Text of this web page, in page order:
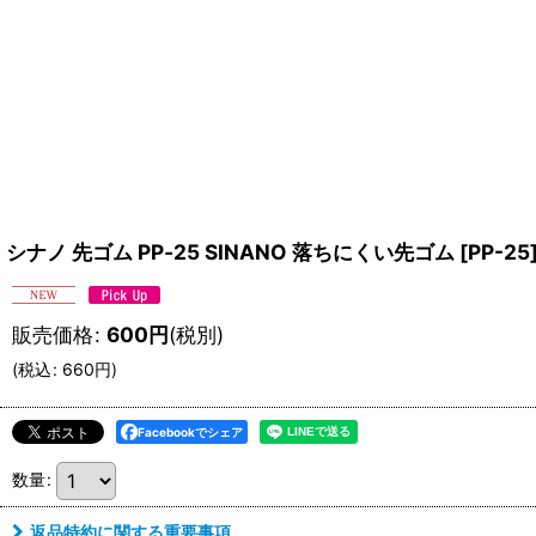
シナノ 先ゴム PP‐25 SINANO 落ちにくい先ゴム [PP-25
販売価格: 600円(税別)
(税込: 660円)
Facebookでシェア
数量: